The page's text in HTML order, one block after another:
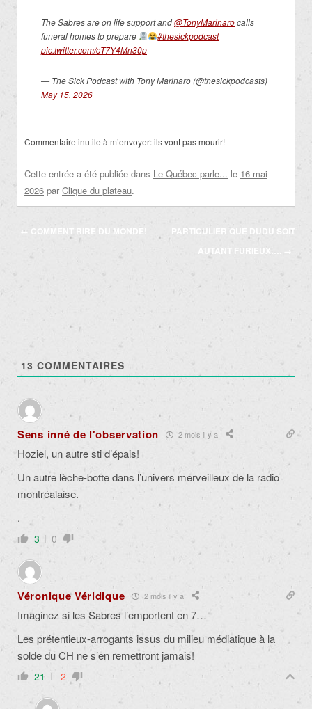
The Sabres are on life support and@TonyMarinarocalls
funeral homes to prepare
#thesickpodcast
pic.twitter.com/cT7Y4Mn30p
— The Sick Podcast with Tony Marinaro (@thesickpodcasts)
May 15, 2026
Commentaire inutile à m’envoyer: ils vont pas mourir!
Cette entrée a été publiée dans Le Québec parle... le 16 mai
2026 par Clique du plateau.
Navigation
← COMMENT RIRE DU MONDE!
PARTICULIER QUE DUDU SOIT
AUTANT FURIEUX….
13 COMMENTAIRES
Sens inné de l'observation 2 mois il y a
Hoziel, un autre sti d’épais!
Un autre lèche-botte dans l’univers merveilleux de la radio
montréalaise.
.
3 0
Véronique Véridique 2 mois il y a
Imaginez si les Sabres l’emportent en 7…
Les prétentieux-arrogants issus du milieu médiatique à la
solde du CH ne s’en remettront jamais!
21 -2